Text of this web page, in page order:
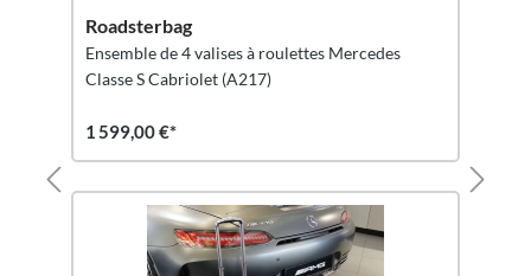
Roadsterbag
Ensemble de 4 valises à roulettes Mercedes
Classe S Cabriolet (A217)
1 599,00 €*